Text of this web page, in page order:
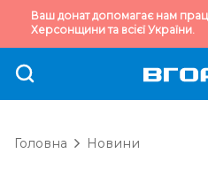
Ваш донат допомагає нам
Херсонщини та всієї України.
Головна Новини